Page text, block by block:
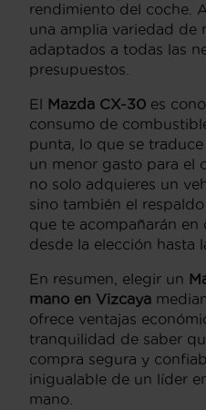
rendimiento del coche.
una amplia variedad de
adaptados a todas las
presupuestos.
El Mazda CX-30 es
consumo de
punta, lo que se
un menor gasto para el
no solo adquieres un
sino también el
que te acompañarán en
desde la elección hasta
En resumen, elegir un
mano en Vizcaya
ofrece ventajas
tranquilidad de saber
compra segura y
inigualable de un líder
mano.